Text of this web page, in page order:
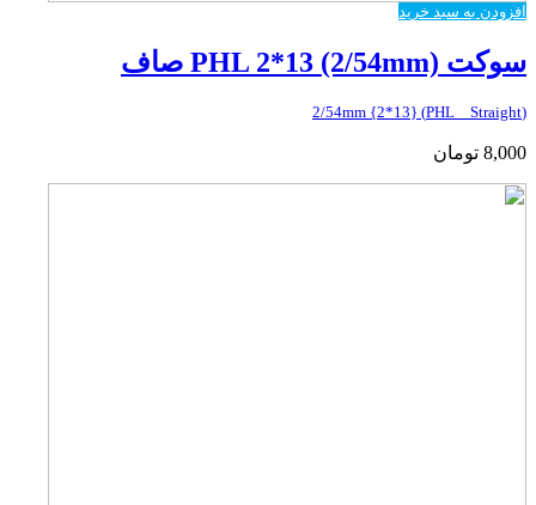
افزودن به سبد خرید
سوکت PHL 2*13 (2/54mm) صاف
(PHL _ Straight) {2*13} 2/54mm
8,000 تومان